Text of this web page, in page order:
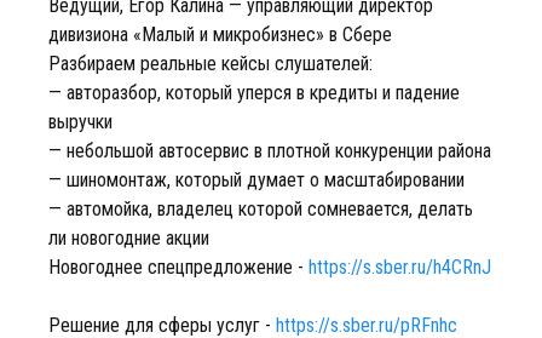
Ведущий, Егор Калина — управляющий директор
дивизиона «Малый и микробизнес» в Сбере
Разбираем реальные кейсы слушателей:
— авторазбор, который уперся в кредиты и падение
выручки
— небольшой автосервис в плотной конкуренции района
— шиномонтаж, который думает о масштабировании
— автомойка, владелец которой сомневается, делать
ли новогодние акции
Новогоднее спецпредложение - https://s.sber.ru/h4CRnJ
Решение для сферы услуг - https://s.sber.ru/pRFnhc